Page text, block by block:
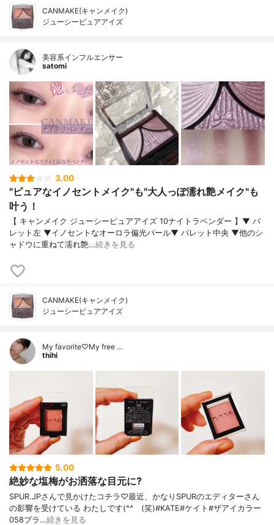
CANMAKE(キャンメイク)
ジューシーピュアアイズ
美容系インフルエンサー
satomi
3.00
"ピュアなイノセントメイク"も"大人っぽ濡れ艶メイク"も
叶う！
【 キャンメイク ジューシーピュアアイズ 10ナイトラベンダー 】▼ パ
レット左 ▼イノセントなオーロラ偏光パール▼ パレット中央 ▼他のシ
ャドウに重ねて濡れ艶…続きを見る
CANMAKE(キャンメイク)
ジューシーピュアアイズ
My favorite♡My free …
thihi
5.00
絶妙な塩梅がお洒落な目元に?
SPUR.JPさんで見かけたコチラ♡最近、かなりSPURのエディターさん
の影響を受けている わたしです(^^ゞ(笑)#KATE#ケイト#ザアイカラー
058ブラ…続きを見る